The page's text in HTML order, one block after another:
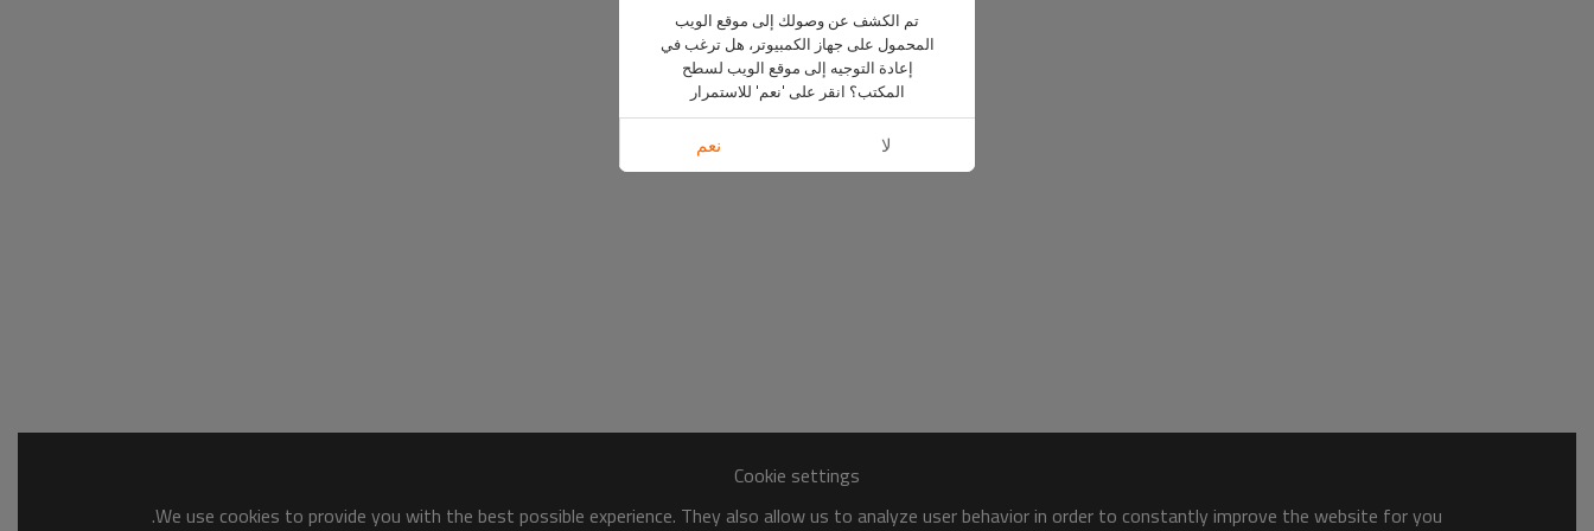
Cookie settings
We use cookies to provide you with the best possible experience. They also allow us to analyze user behavior in order to constantly improve the website for you.
تم الكشف عن وصولك إلى موقع الويب
المحمول على جهاز الكمبيوتر، هل ترغب في
إعادة التوجيه إلى موقع الويب لسطح
المكتب؟ انقر على 'نعم' للاستمرار
لا نعم